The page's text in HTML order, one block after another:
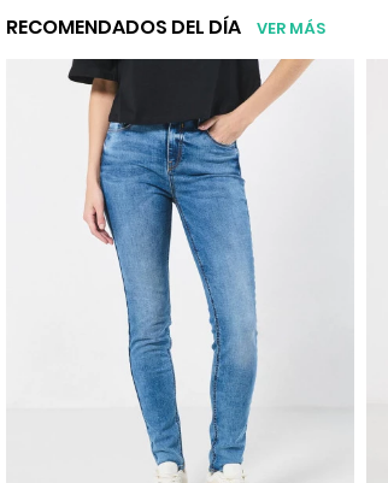
RECOMENDADOS DEL DÍA VER MÁS